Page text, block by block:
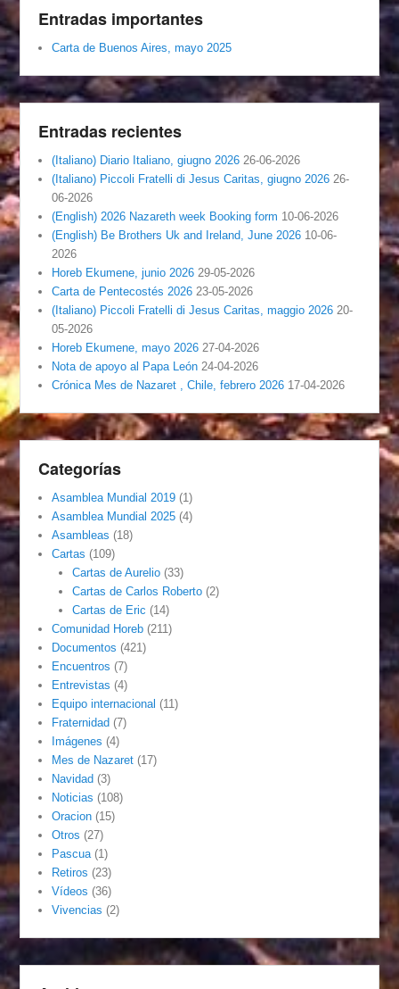
Entradas importantes
Carta de Buenos Aires, mayo 2025
Entradas recientes
(Italiano) Diario Italiano, giugno 2026 26-06-2026
(Italiano) Piccoli Fratelli di Jesus Caritas, giugno 2026 26-
06-2026
(English) 2026 Nazareth week Booking form 10-06-2026
(English) Be Brothers Uk and Ireland, June 2026 10-06-
2026
Horeb Ekumene, junio 2026 29-05-2026
Carta de Pentecostés 2026 23-05-2026
(Italiano) Piccoli Fratelli di Jesus Caritas, maggio 2026 20-
05-2026
Horeb Ekumene, mayo 2026 27-04-2026
Nota de apoyo al Papa León 24-04-2026
Crónica Mes de Nazaret , Chile, febrero 2026 17-04-2026
Categorías
Asamblea Mundial 2019 (1)
Asamblea Mundial 2025 (4)
Asambleas (18)
Cartas (109)
Cartas de Aurelio(33)
Cartas de Carlos Roberto(2)
Cartas de Eric (14)
Comunidad Horeb (211)
Documentos (421)
Encuentros (7)
Entrevistas (4)
Equipo internacional (11)
Fraternidad (7)
Imágenes (4)
Mes de Nazaret (17)
Navidad (3)
Noticias (108)
Oracion (15)
Otros (27)
Pascua (1)
Retiros (23)
Vídeos (36)
Vivencias (2)